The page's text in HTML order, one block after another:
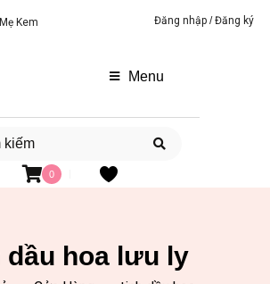
Kem Đăng nhập /Đăng ký
Menu
0
dầu hoa lưu ly